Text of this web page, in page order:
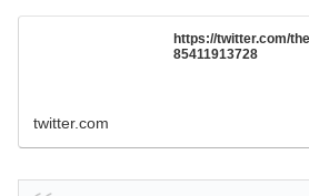
https://twitter.com/
85411913728
twitter.com